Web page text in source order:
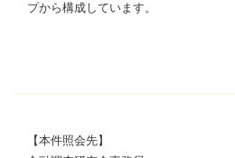
プから構成しています。
【本件照会先】